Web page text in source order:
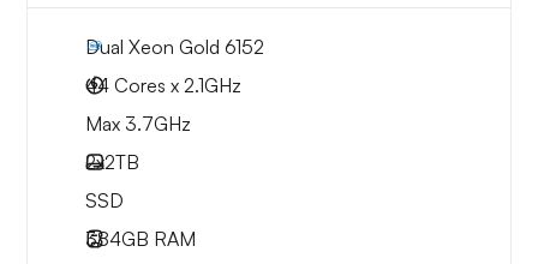
Dual Xeon Gold 6152
44 Cores x 2.1GHz
Max 3.7GHz
2x2TB
SSD
384GB RAM